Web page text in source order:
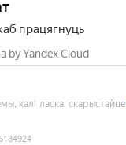
працягнуць
by Yandex Cloud
калі ласка, скарыстайце